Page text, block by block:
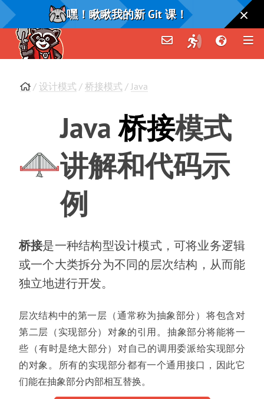
嘿！瞅瞅我的新 Git 课！
/ 设计模式 / 桥接模式 / Java
Java桥接模式
讲解和代码示
例
桥接是一种结构型设计模式，
可将业务逻辑
或一个大类拆分为不同的层次结构
从而能
独立地进行开发。
层次结构中的第一层 （通常称为抽象部分 ）
将包含对
第二层 （ 实现部分） 对象的引用。
抽象部分将能将一
些 （有时是绝大部分）
对自己的调用委派给实现部分
的对象。 所有的实现部分都有一个通用接口
因此它
们能在抽象部分内部相互替换。